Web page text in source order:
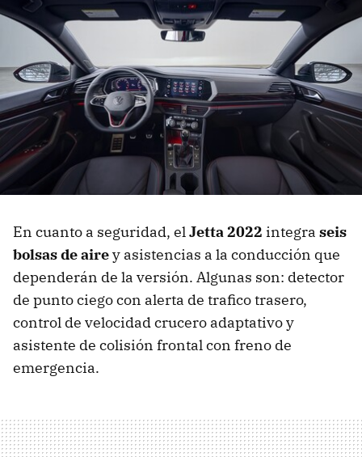
En cuanto a seguridad, elJetta 2022 integra seis
bolsas de airey asistencias a la conducción que
dependerán de la versión. Algunas son: detector
de punto ciego con alerta de trafico trasero,
control de velocidad crucero adaptativo y
asistente de colisión frontal con freno de
emergencia.